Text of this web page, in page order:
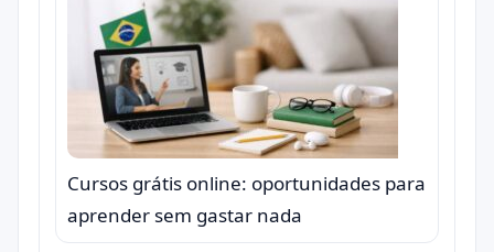
Cursos grátis online: oportunidades para
aprender sem gastar nada